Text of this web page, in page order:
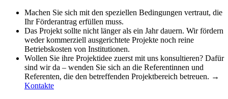
Machen Sie sich mit den speziellen Bedingungen vertraut, die
Ihr Förderantrag erfüllen muss.
Das Projekt sollte nicht länger als ein Jahr dauern. Wir fördern
weder kommerziell ausgerichtete Projekte noch reine
Betriebskosten von Institutionen.
Wollen Sie ihre Projektidee zuerst mit uns konsultieren? Dafür
sind wir da – wenden Sie sich an die Referentinnen und
Referenten, die den betreffenden Projektbereich betreuen. →
Kontakte